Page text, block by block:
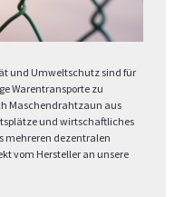
und Umweltschutz sind für
Warentransporte zu
Maschendrahtzaun aus
und wirtschaftliches
mehreren dezentralen
vom Hersteller an unsere